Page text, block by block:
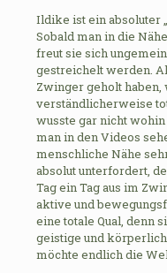
Ildike ist ein absoluter
Sobald man in die
freut sie sich
gestreichelt werden.
Zwinger geholt haben,
verständlicherweise
wusste gar nicht
man in den Videos
menschliche Nähe
absolut unterfordert,
Tag ein Tag aus im
aktive und
eine totale Qual, denn
geistige und
möchte endlich die